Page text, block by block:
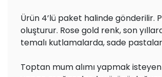
Ürün 4’lü paket halinde
oluşturur. Rose gold renk, son
temalı kutlamalarda, sade
Toptan mum alımı yapmak